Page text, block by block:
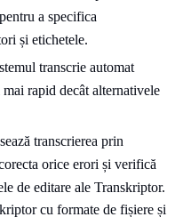
a specifica
și etichetele.
transcrie automat
rapid decât alternativele
transcrierea prin
orice erori și verifică
de editare ale Transkriptor.